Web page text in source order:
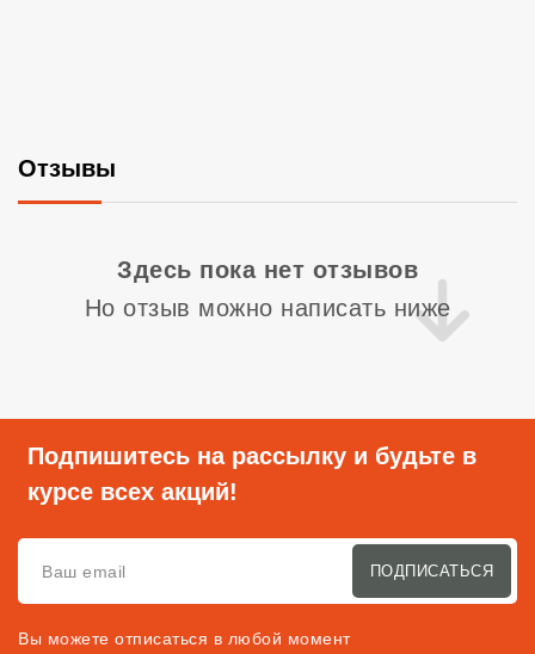
Отзывы
Здесь пока нет отзывов
Но отзыв можно написать ниже
Подпишитесь на рассылку и будьте в
курсе всех акций!
ПОДПИСАТЬСЯ
Вы можете отписаться в любой момент